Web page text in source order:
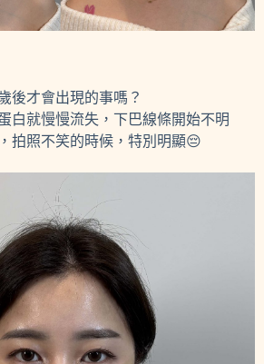
後才會出現的事嗎？
白就慢慢流失，下巴線條開始不明
拍照不笑的時候，特別明顯😔